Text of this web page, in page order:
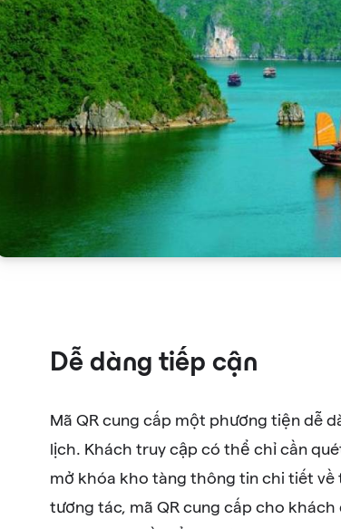
Dễ dàng tiếp cận
Mã QR cung cấp một phương tiện dễ
lịch. Khách truy cập có thể chỉ cần
mở khóa kho tàng thông tin chi tiết về
tương tác, mã QR cung cấp cho